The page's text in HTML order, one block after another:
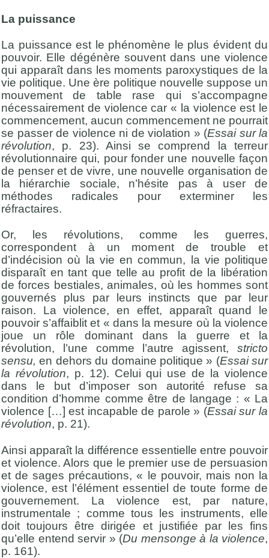
La puissance
La puissance est le phénomène le plus évident du
pouvoir. Elle dégénère souvent dans une violence
qui apparaît dans les moments paroxystiques de la
vie politique. Une ère politique nouvelle suppose un
mouvement de table rase qui s’accompagne
nécessairement de violence car « la violence est le
commencement, aucun commencement ne pourrait
se passer de violence ni de violation » (Essai sur la
révolution, p. 23). Ainsi se comprend la terreur
révolutionnaire qui, pour fonder une nouvelle façon
de penser et de vivre, une nouvelle organisation de
la hiérarchie sociale, n’hésite pas à user de
méthodes radicales pour exterminer les
réfractaires.
Or, les révolutions, comme les guerres,
correspondent à un moment de trouble et
d’indécision où la vie en commun, la vie politique
disparaît en tant que telle au profit de la libération
de forces bestiales, animales, où les hommes sont
gouvernés plus par leurs instincts que par leur
raison. La violence, en effet, apparaît quand le
pouvoir s’affaiblit et « dans la mesure où la violence
joue un rôle dominant dans la guerre et la
révolution, l’une comme l’autre agissent, stricto
sensu,en dehors du domaine politique » (Essai sur
la révolution, p. 12). Celui qui use de la violence
dans le but d’imposer son autorité refuse sa
condition d’homme comme être de langage : « La
violence […] est incapable de parole » (Essai sur la
révolution, p. 21).
Ainsi apparaît la différence essentielle entre pouvoir
et violence. Alors que le premier use de persuasion
et de sages précautions, « le pouvoir, mais non la
violence, est l’élément essentiel de toute forme de
gouvernement. La violence est, par nature,
instrumentale ; comme tous les instruments, elle
doit toujours être dirigée et justifiée par les fins
qu’elle entend servir » (Du mensonge à la violence,
p. 161).